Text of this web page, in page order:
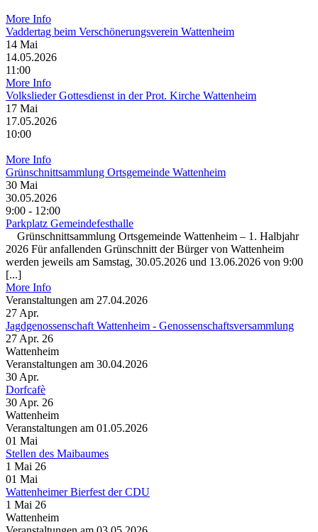
More Info
Vaddertag beim Verschönerungsverein Wattenheim
14 Mai
14.05.2026
11:00
More Info
Volkslieder Gottesdienst in der Prot. Kirche Wattenheim
17 Mai
17.05.2026
10:00
More Info
Grünschnittsammlung Ortsgemeinde Wattenheim
30 Mai
30.05.2026
9:00 - 12:00
Parkplatz Gemeindefesthalle
Grünschnittsammlung Ortsgemeinde Wattenheim – 1. Halbjahr
2026 Für anfallenden Grünschnitt der Bürger von Wattenheim
werden jeweils am Samstag, 30.05.2026 und 13.06.2026 von 9:00
[...]
More Info
Veranstaltungen am 27.04.2026
27 Apr.
Jagdgenossenschaft Wattenheim - Genossenschaftsversammlung
27 Apr. 26
Wattenheim
Veranstaltungen am 30.04.2026
30 Apr.
Dorfcafè
30 Apr. 26
Wattenheim
Veranstaltungen am 01.05.2026
01 Mai
Stellen des Maibaumes
1 Mai 26
01 Mai
Wattenheimer Bierfest der CDU
1 Mai 26
Wattenheim